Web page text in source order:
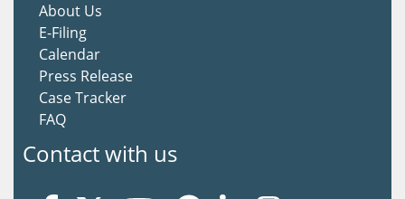
About Us
E-Filing
Calendar
Press Release
Case Tracker
FAQ
Contact with us